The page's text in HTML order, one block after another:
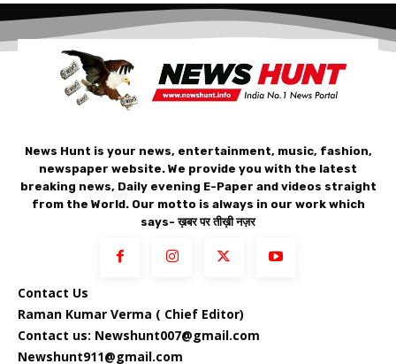
News Hunt is your news, entertainment, music, fashion,
newspaper website. We provide you with the latest
breaking news, Daily evening E-Paper and videos straight
from the World. Our motto is always in our work which
says- ख़बर पर तीख़ी नज़र
Contact Us
Raman Kumar Verma ( Chief Editor)
Contact us: Newshunt007@gmail.com
Newshunt911@gmail.com